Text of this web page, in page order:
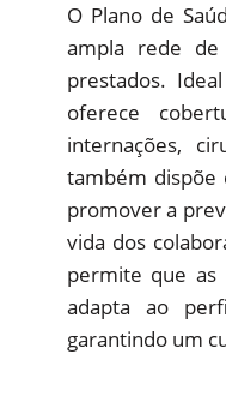
O Plano de
ampla rede
prestados.
oferece
internações,
também dispõe
promover a
vida dos
permite que as
adapta ao
garantindo um